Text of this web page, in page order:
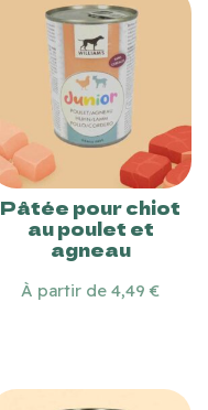
Pâtée pour chiot
au poulet et
agneau
À partir de 4,49 €